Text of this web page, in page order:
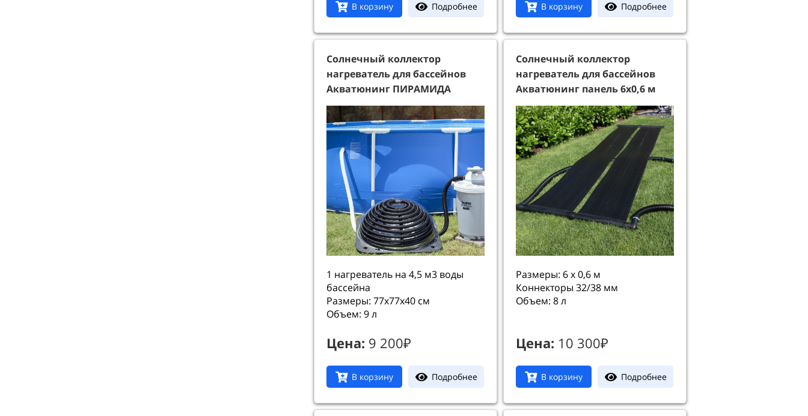
В корзину Подробнее В корзину Подробнее
Солнечный коллектор
нагреватель для бассейнов
Акватюнинг ПИРАМИДА
1 нагреватель на 4,5 м3 воды
бассейна
Размеры: 77х77х40 см
Объем: 9 л
Цена: 9 200₽
В корзину Подробнее
Солнечный коллектор
нагреватель для бассейнов
Акватюнинг панель 6х0,6 м
Размеры: 6 х 0,6 м
Коннекторы 32/38 мм
Объем: 8 л
Цена: 10 300₽
В корзину Подробнее